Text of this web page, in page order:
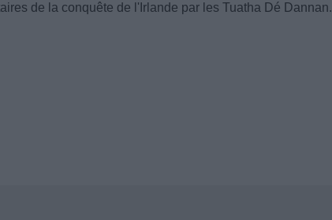
de la conquête de l'Irlande par les Tuatha Dé Dannan.